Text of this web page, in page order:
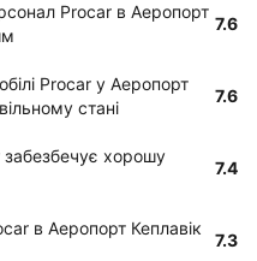
Procar в Аеропорт
7.6
Procar у Аеропорт
стані
7.6
забезбечує хорошу
7.4
в Аеропорт Кеплавік
7.3